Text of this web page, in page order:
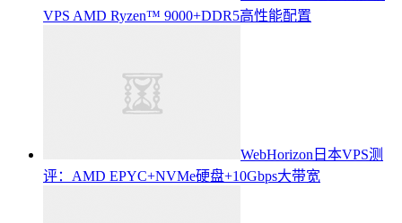
VPS AMD Ryzen™ 9000+DDR5高性能配置
WebHorizon日本VPS测
评：AMD EPYC+NVMe硬盘+10Gbps大带宽